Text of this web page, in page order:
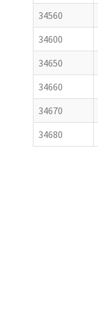
34560
34600
34650
34660
34670
34680